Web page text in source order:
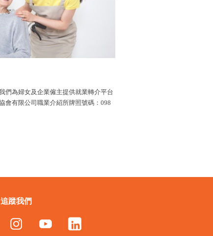
們為婦女及企業僱主提供就業轉介平台
會有限公司職業介紹所牌照號碼：098
追蹤我們